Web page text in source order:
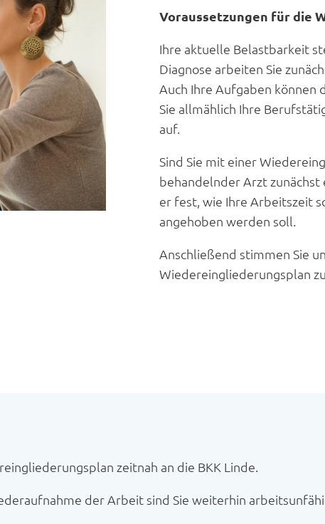
Voraussetzungen für die
Ihre aktuelle Belastbarkeit
Diagnose arbeiten Sie
Auch Ihre Aufgaben können
Sie allmählich Ihre
auf.
Sind Sie mit einer
behandelnder Arzt
er fest, wie Ihre Arbeitszeit
angehoben werden soll.
Anschließend stimmen Sie
Wiedereingliederungsplan
zeitnah an die BKK Linde.
der Arbeit sind Sie weiterhin